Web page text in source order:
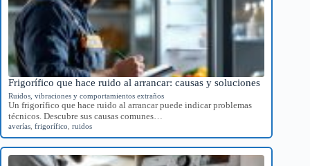
Frigorífico que hace ruido al arrancar: causas y soluciones
Ruidos, vibraciones y comportamientos extraños
Un frigorífico que hace ruido al arrancar puede indicar problemas
técnicos. Descubre sus causas comunes…
averías frigorífico ruidos